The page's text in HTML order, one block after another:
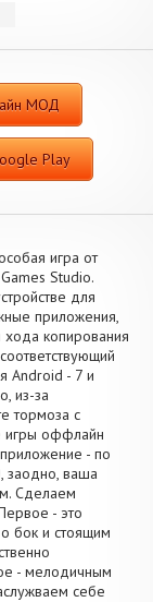
МОД
Play
игра от
Studio.
для
приложения,
копирования
Android - 7 и
из-за
тормоза с
игры оффлайн
- по
заодно, ваша
Сделаем
- это
бок и стоящим
- мелодичным
себе